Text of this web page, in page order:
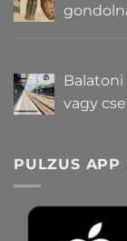
Balatoni
vagy
PULZUS APP